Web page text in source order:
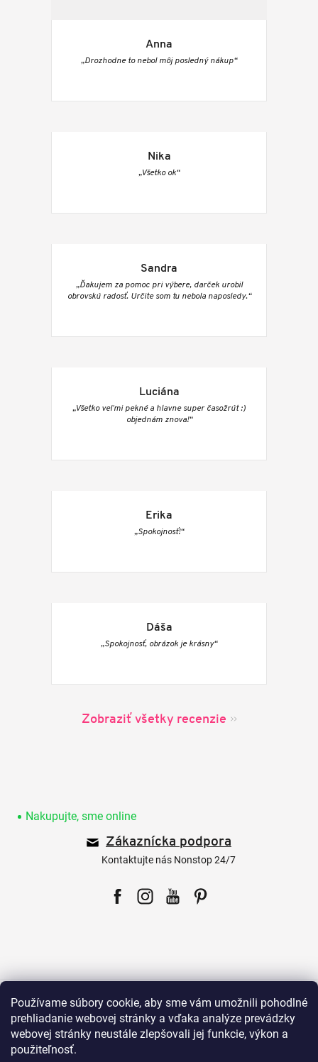
Používame súbory cookie, aby sme vám umožnili pohodlné
prehliadanie webovej stránky a vďaka analýze prevádzky
webovej stránky neustále zlepšovali jej funkcie, výkon a
použiteľnosť.
Anna
„Drozhodne to nebol môj posledný nákup“
Nika
„Všetko ok“
Sandra
„Ďakujem za pomoc pri výbere, darček urobil
obrovskú radosť. Určite som tu nebola naposledy.“
Luciána
„Všetko veľmi pekné a hlavne super časožrút :)
objednám znova!“
Erika
„Spokojnosť!“
Dáša
„Spokojnosť, obrázok je krásny“
Zobraziť všetky recenzie
Nakupujte, sme online
Zákaznícka podpora
Kontaktujte nás Nonstop 24/7
Pre zákazníkov